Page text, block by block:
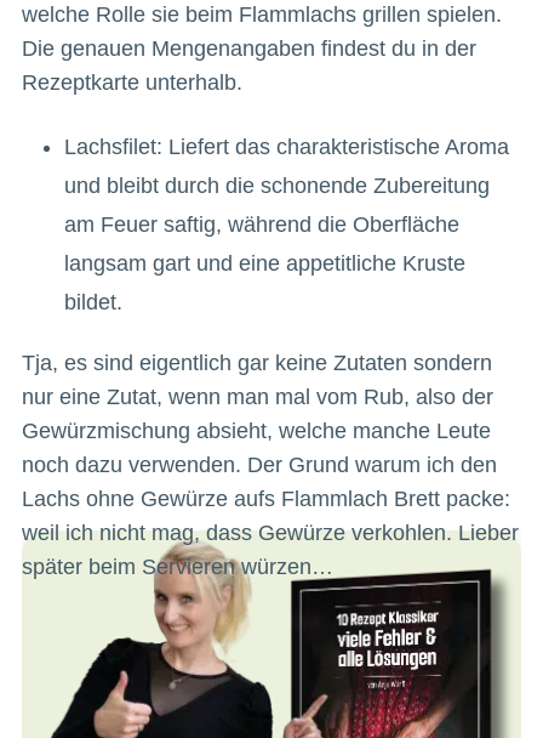
welche Rolle sie beim Flammlachs grillen spielen.
Die genauen Mengenangaben findest du in der
Rezeptkarte unterhalb.
Lachsfilet: Liefert das charakteristische Aroma
und bleibt durch die schonende Zubereitung
am Feuer saftig, während die Oberfläche
langsam gart und eine appetitliche Kruste
bildet.
Tja, es sind eigentlich gar keine Zutaten sondern
nur eine Zutat, wenn man mal vom Rub, also der
Gewürzmischung absieht, welche manche Leute
noch dazu verwenden. Der Grund warum ich den
Lachs ohne Gewürze aufs Flammlach Brett packe:
weil ich nicht mag, dass Gewürze verkohlen. Lieber
später beim Servieren würzen…